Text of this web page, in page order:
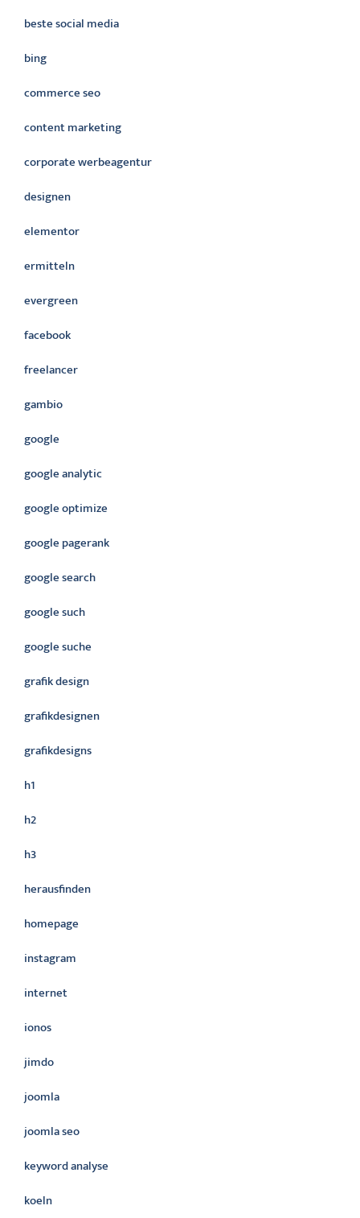
beste social media
bing
commerce seo
content marketing
corporate werbeagentur
designen
elementor
ermitteln
evergreen
facebook
freelancer
gambio
google
google analytic
google optimize
google pagerank
google search
google such
google suche
grafik design
grafikdesignen
grafikdesigns
h1
h2
h3
herausfinden
homepage
instagram
internet
ionos
jimdo
joomla
joomla seo
keyword analyse
koeln